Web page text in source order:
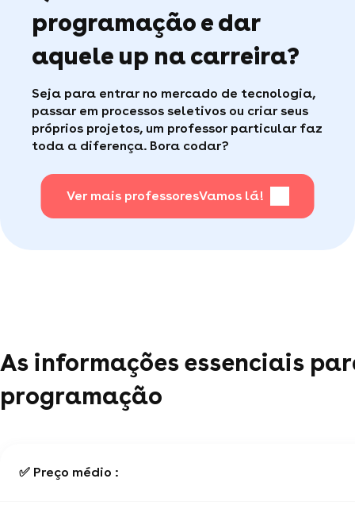
programação e dar
aquele up na carreira?
Seja para entrar no mercado de tecnologia,
passar em processos seletivos ou criar seus
próprios projetos, um professor particular faz
toda a diferença. Bora codar?
Ver mais professoresVamos lá!
As informações essenciais
programação
✅ Preço médio :